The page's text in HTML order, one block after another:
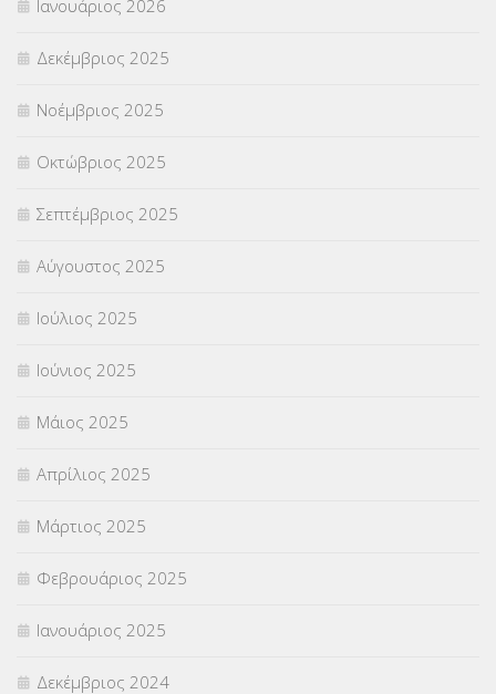
Ιανουάριος 2026
Δεκέμβριος 2025
Νοέμβριος 2025
Οκτώβριος 2025
Σεπτέμβριος 2025
Αύγουστος 2025
Ιούλιος 2025
Ιούνιος 2025
Μάιος 2025
Απρίλιος 2025
Μάρτιος 2025
Φεβρουάριος 2025
Ιανουάριος 2025
Δεκέμβριος 2024